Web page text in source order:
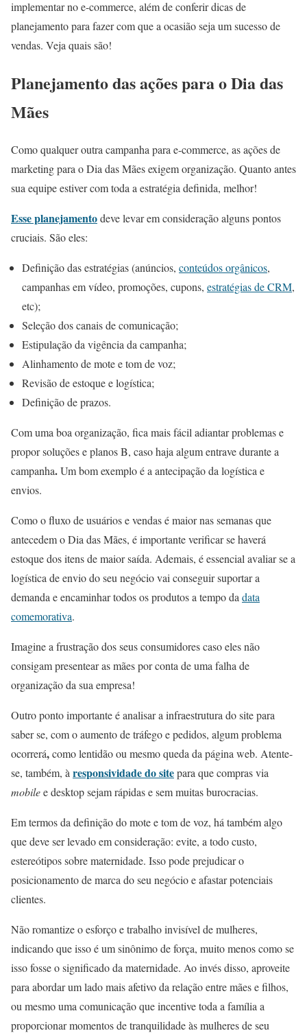
implementar no e-commerce, além de conferir dicas de
planejamento para fazer com que a ocasião seja um sucesso de
vendas. Veja quais são!
Planejamento das ações para o Dia das
Mães
Como qualquer outra campanha para e-commerce, as ações de
marketing para o Dia das Mães exigem organização. Quanto antes
sua equipe estiver com toda a estratégia definida, melhor!
Esse planejamentodeve levar em consideração alguns pontos
cruciais. São eles:
Definição das estratégias (anúncios, conteúdos orgânicos,
campanhas em vídeo, promoções, cupons, estratégias de CRM,
etc);
Seleção dos canais de comunicação;
Estipulação da vigência da campanha;
Alinhamento de mote e tom de voz;
Revisão de estoque e logística;
Definição de prazos.
Com uma boa organização, fica mais fácil adiantar problemas e
propor soluções e planos B, caso haja algum entrave durante a
campanha.Um bom exemplo é a antecipação da logística e
envios.
Como o fluxo de usuários e vendas é maior nas semanas que
antecedem o Dia das Mães, é importante verificar se haverá
estoque dos itens de maior saída. Ademais, é essencial avaliar se a
logística de envio do seu negócio vai conseguir suportar a
demanda e encaminhar todos os produtos a tempo da data
comemorativa.
Imagine a frustração dos seus consumidores caso eles não
consigam presentear as mães por conta de uma falha de
organização da sua empresa!
Outro ponto importante é analisar a infraestrutura do site para
saber se, com o aumento de tráfego e pedidos, algum problema
ocorrerá,como lentidão ou mesmo queda da página web. Atente-
se, também, à responsividade do sitepara que compras via
mobilee desktop sejam rápidas e sem muitas burocracias.
Em termos da definição do mote e tom de voz, há também algo
que deve ser levado em consideração: evite, a todo custo,
estereótipos sobre maternidade. Isso pode prejudicar o
posicionamento de marca do seu negócio e afastar potenciais
clientes.
Não romantize o esforço e trabalho invisível de mulheres,
indicando que isso é um sinônimo de força, muito menos como se
isso fosse o significado da maternidade. Ao invés disso, aproveite
para abordar um lado mais afetivo da relação entre mães e filhos,
ou mesmo uma comunicação que incentive toda a família a
proporcionar momentos de tranquilidade às mulheres de seu